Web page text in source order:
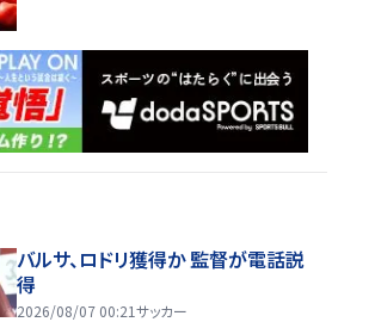
バルサ、ロドリ獲得か 監督が電話説
得
2026/08/07 00:21サッカー